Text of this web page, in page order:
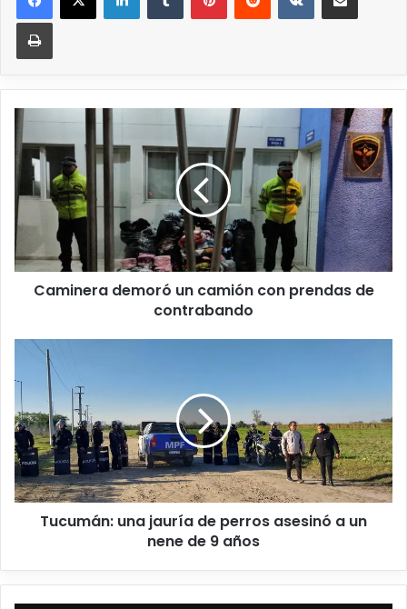
Caminera demoró un camión con prendas de
contrabando
Tucumán: una jauría de perros asesinó a un
nene de 9 años